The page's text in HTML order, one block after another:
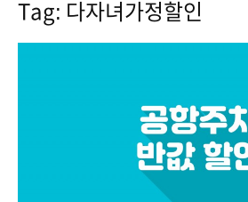
Tag: 다자녀가정할인